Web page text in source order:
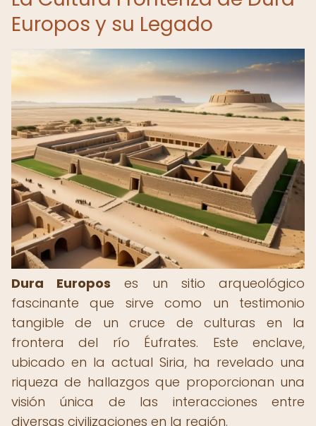
Europos y su Legado
Dura Europos es un sitio arqueológico
fascinante que sirve como un testimonio
tangible de un cruce de culturas en la
frontera del río Éufrates. Este enclave,
ubicado en la actual Siria, ha revelado una
riqueza de hallazgos que proporcionan una
visión única de las interacciones entre
diversas civilizaciones en la región.